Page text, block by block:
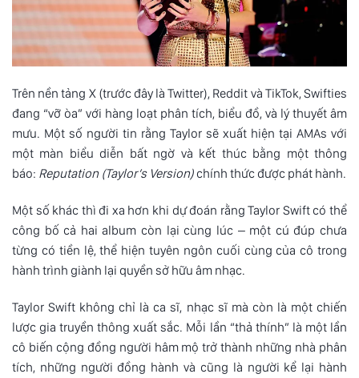
Trên nền tảng X (trước đây là Twitter), Reddit và TikTok, Swifties
đang “vỡ òa” với hàng loạt phân tích, biểu đồ, và lý thuyết âm
mưu. Một số người tin rằng Taylor sẽ xuất hiện tại AMAs với
một màn biểu diễn bất ngờ và kết thúc bằng một thông
báo: Reputation (Taylor’s Version) chính thức được phát hành.
Một số khác thì đi xa hơn khi dự đoán rằng Taylor Swift có thể
công bố cả hai album còn lại cùng lúc – một cú đúp chưa
từng có tiền lệ, thể hiện tuyên ngôn cuối cùng của cô trong
hành trình giành lại quyền sở hữu âm nhạc.
Taylor Swift không chỉ là ca sĩ, nhạc sĩ mà còn là một chiến
lược gia truyền thông xuất sắc. Mỗi lần “thả thính” là một lần
cô biến cộng đồng người hâm mộ trở thành những nhà phân
tích, những người đồng hành và cũng là người kể lại hành